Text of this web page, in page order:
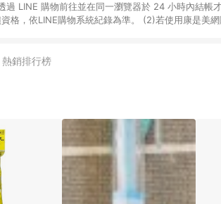
過 LINE 購物前往並在同一瀏覽器於 24 小時內結帳
格，依LINE購物系統紀錄為準。 (2)若使用康是美
之官方帳號訊息通知。亦可於LINE購物網站或APP中
熱銷排行榜